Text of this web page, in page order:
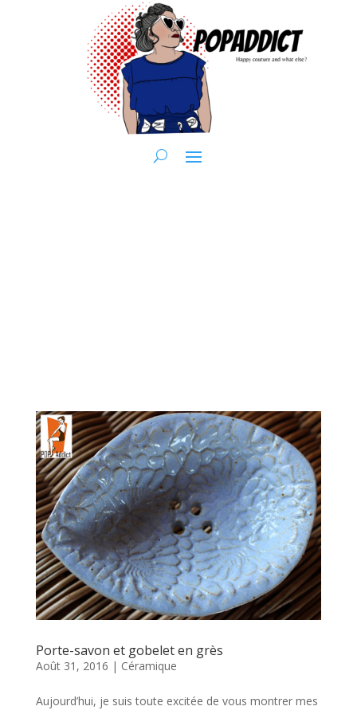
Porte-savon et gobelet en grès
Août 31, 2016 | Céramique
Aujourd’hui, je suis toute excitée de vous montrer mes